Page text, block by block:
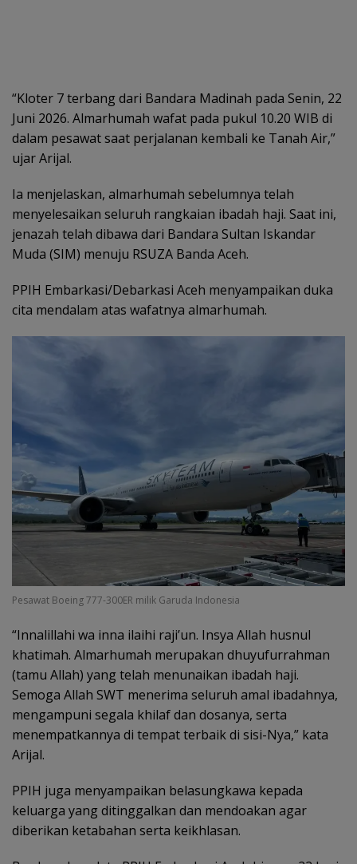
“Kloter 7 terbang dari Bandara Madinah pada Senin, 22
Juni 2026. Almarhumah wafat pada pukul 10.20 WIB di
dalam pesawat saat perjalanan kembali ke Tanah Air,”
ujar Arijal.
Ia menjelaskan, almarhumah sebelumnya telah
menyelesaikan seluruh rangkaian ibadah haji. Saat ini,
jenazah telah dibawa dari Bandara Sultan Iskandar
Muda (SIM) menuju RSUZA Banda Aceh.
PPIH Embarkasi/Debarkasi Aceh menyampaikan duka
cita mendalam atas wafatnya almarhumah.
Pesawat Boeing 777-300ER milik Garuda Indonesia
“Innalillahi wa inna ilaihi raji’un. Insya Allah husnul
khatimah. Almarhumah merupakan dhuyufurrahman
(tamu Allah) yang telah menunaikan ibadah haji.
Semoga Allah SWT menerima seluruh amal ibadahnya,
mengampuni segala khilaf dan dosanya, serta
menempatkannya di tempat terbaik di sisi-Nya,” kata
Arijal.
PPIH juga menyampaikan belasungkawa kepada
keluarga yang ditinggalkan dan mendoakan agar
diberikan ketabahan serta keikhlasan.